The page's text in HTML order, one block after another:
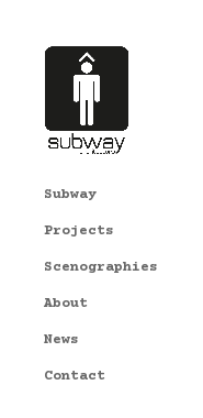
Subway
Projects
Scenographies
About
News
Contact